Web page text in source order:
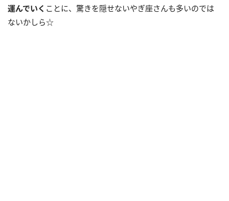
運んでいく ことに、驚きを隠せないやぎ座さんも多いのでは
ないかしら☆